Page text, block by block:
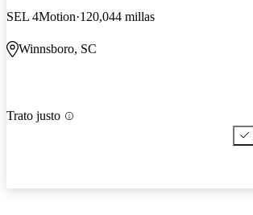
SEL 4Motion 120,044 millas
Winnsboro, SC
Trato justo